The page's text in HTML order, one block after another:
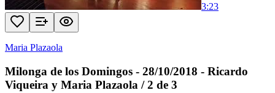
3:23
Maria Plazaola
Milonga de los Domingos - 28/10/2018 - Ricardo
Viqueira y Maria Plazaola / 2 de 3